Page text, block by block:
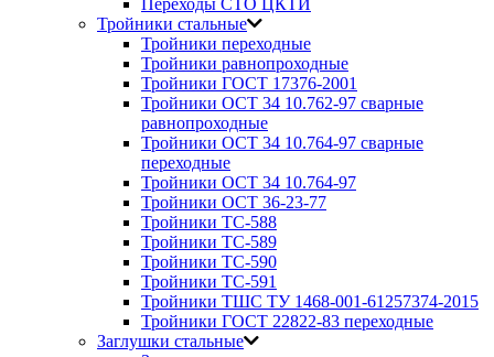
Переходы СТО ЦКТИ
Тройники стальные
Тройники переходные
Тройники равнопроходные
Тройники ГОСТ 17376-2001
Тройники ОСТ 34 10.762-97 сварные
равнопроходные
Тройники ОСТ 34 10.764-97 сварные
переходные
Тройники ОСТ 34 10.764-97
Тройники ОСТ 36-23-77
Тройники ТС-588
Тройники ТС-589
Тройники ТС-590
Тройники ТС-591
Тройники ТШС ТУ 1468-001-61257374-2015
Тройники ГОСТ 22822-83 переходные
Заглушки стальные